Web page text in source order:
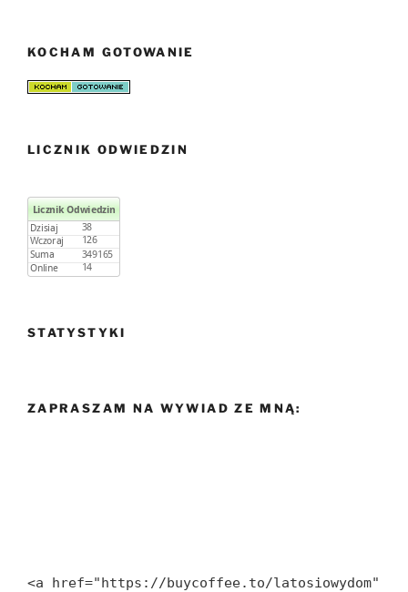
KOCHAM GOTOWANIE
LICZNIK ODWIEDZIN
STATYSTYKI
ZAPRASZAM NA WYWIAD ZE MNĄ:
<a href="https://buycoffee.to/latosiowydom"